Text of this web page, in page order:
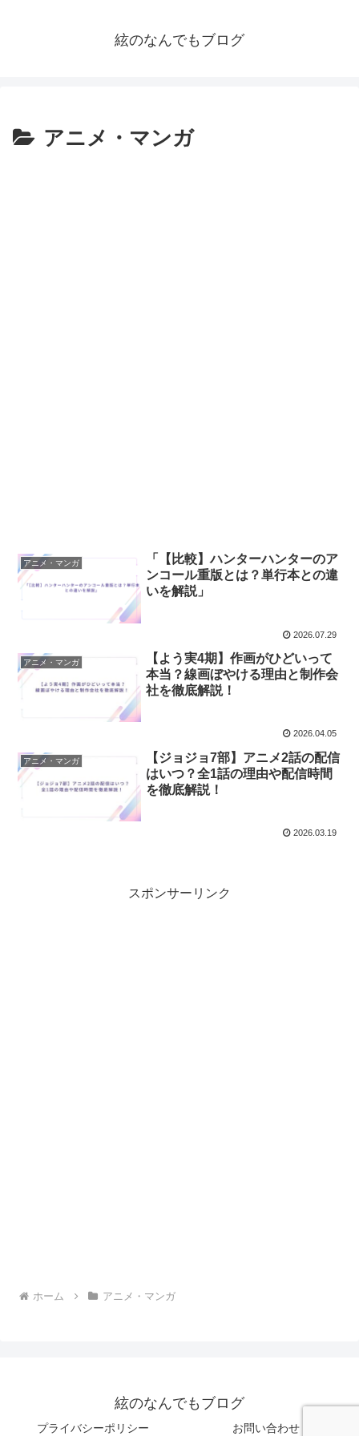
絃のなんでもブログ
アニメ・マンガ
アニメ・マンガ
「【比較】ハンターハンターのア
ンコール重版とは？単行本との違
いを解説」
2026.07.29
アニメ・マンガ
【よう実4期】作画がひどいって
本当？線画ぼやける理由と制作会
社を徹底解説！
2026.04.05
アニメ・マンガ
【ジョジョ7部】アニメ2話の配信
はいつ？全1話の理由や配信時間
を徹底解説！
2026.03.19
スポンサーリンク
ホーム アニメ・マンガ
絃のなんでもブログ
プライバシーポリシー お問い合わせ